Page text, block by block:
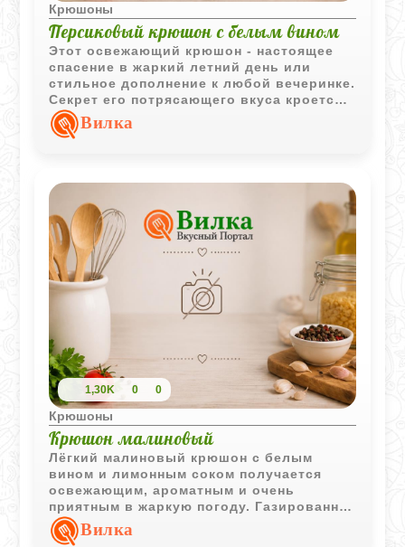
Крюшоны
Персиковый крюшон с белым вином
Этот освежающий крюшон - настоящее
спасение в жаркий летний день или
стильное дополнение к любой вечеринке.
Секрет его потрясающего вкуса кроется
в спелых персиках, которые несколько
часов томятся в сахаре, пуская сладкий
легкой лимонной кислинкой получается
просто невероятный напиток.
Вилка
1,30K 0 0
Крюшоны
Крюшон малиновый
Лёгкий малиновый крюшон с белым
вином и лимонным соком получается
освежающим, ароматным и очень
приятным в жаркую погоду. Газированная
вода делает напиток более воздушным, а
малина добавляет насыщенный ягодный
Вилка